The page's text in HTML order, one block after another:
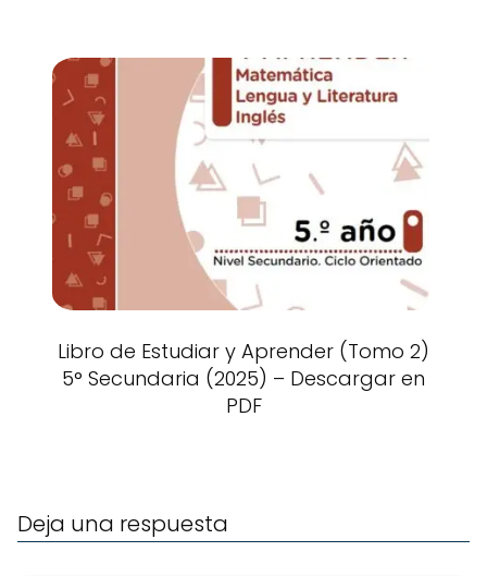
Libro de Estudiar y Aprender (Tomo 2)
5° Secundaria (2025) – Descargar en
PDF
Deja una respuesta